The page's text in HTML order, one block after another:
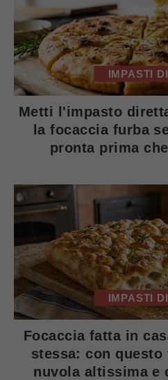
IMPASTI
Metti l'impasto
la focaccia furba
pronta prima
IMPASTI
Focaccia fatta in
stessa: con
nuvola altissima e